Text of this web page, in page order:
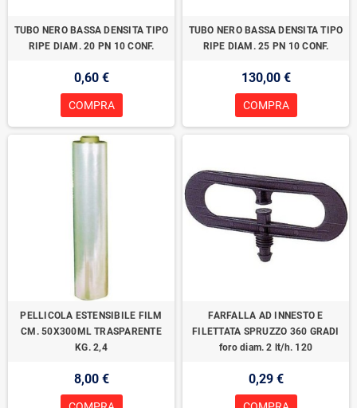
TUBO NERO BASSA DENSITA TIPO
RIPE DIAM. 20 PN 10 CONF.
0,60 €
COMPRA
TUBO NERO BASSA DENSITA TIPO
RIPE DIAM. 25 PN 10 CONF.
130,00 €
COMPRA
PELLICOLA ESTENSIBILE FILM
CM. 50X300ML TRASPARENTE
KG. 2,4
8,00 €
FARFALLA AD INNESTO E
FILETTATA SPRUZZO 360 GRADI
foro diam. 2 lt/h. 120
0,29 €